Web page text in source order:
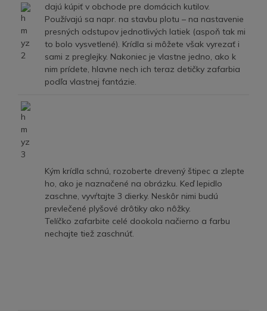
dajú kúpiť v obchode pre domácich kutilov.
Používajú sa napr. na stavbu plotu – na nastavenie
presných odstupov jednotlivých latiek (aspoň tak mi
to bolo vysvetlené). Krídla si môžete však vyrezať i
sami z preglejky. Nakoniec je vlastne jedno, ako k
nim prídete, hlavne nech ich teraz detičky zafarbia
podľa vlastnej fantázie.
Kým krídla schnú, rozoberte drevený štipec a zlepte
ho, ako je naznačené na obrázku. Keď lepidlo
zaschne, vyvŕtajte 3 dierky. Neskôr nimi budú
prevlečené plyšové drôtiky ako nôžky.
Telíčko zafarbite celé dookola načierno a farbu
nechajte tiež zaschnúť.